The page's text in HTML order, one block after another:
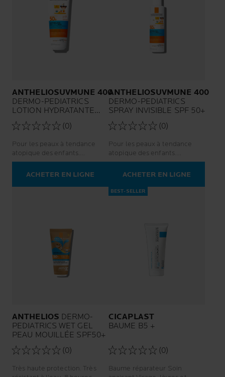
ANTHELIOSUVMUNE 400
DERMO-PEDIATRICS
LOTION HYDRATANTE
SPF 50+
(0)
Pour les peaux à tendance
atopique des enfants.
Protection UVA ultra-longue.
Protection solaire ultra-
ACHETER EN LIGNE
ANTHELIOSUVMUNE 400
DERMO-PEDIATRICS
SPRAY INVISIBLE SPF 50+
(0)
Pour les peaux à tendance
atopique des enfants.
Protection UVA ultra-longue.
Ultra-résistant. Protection
ACHETER EN LIGNE
ANTHELIOS DERMO-
PEDIATRICS WET GEL
PEAU MOUILLÉE SPF50+
(0)
Très haute protection. Très
BEST-SELLER
CICAPLAST
BAUME B5 +
(0)
Baume réparateur Soin